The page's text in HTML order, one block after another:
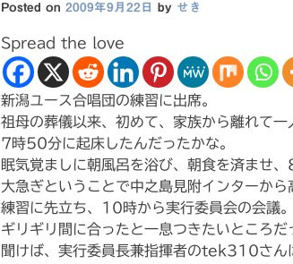
Posted on 2009年9月22日 by せき
Spread the love
新潟ユース合唱団の練習に出席。
祖母の葬儀以来、初めて、家族から離れて一
7時50分に起床したんだったかな。
眠気覚ましに朝風呂を浴び、朝食を済ませ
大急ぎということで中之島見附インターから
練習に先立ち、10時から実行委員会の会議。
ギリギリ間に合ったと一息つきたいところ
聞けば、実行委員長兼指揮者のtek310さん